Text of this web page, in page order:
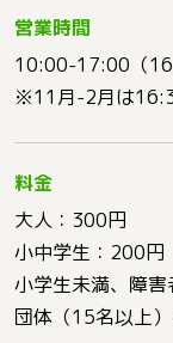
営業時間
10:00-17:00（
※11月-2月は
料金
大人：300円
小中学生：200円
小学生未満、障
団体（15名以上